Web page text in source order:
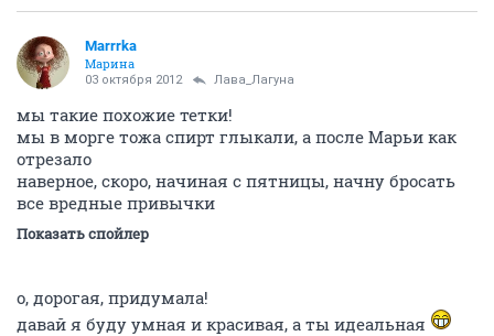
Заруна
03 октября 2012
Может спросим У ТС ? Если это будет корректно, какие у неё
чём говорила Марка ( не пирошки) Мне помешает.
У меня чувство, что там именно психолог нужен, и
обычный врач...
ОТВЕТИТЬ
alles in ordnung
03 октября 2012